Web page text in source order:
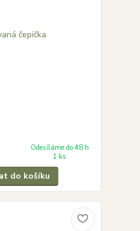
Odesíláme do 48 h
1 ks
do košíku